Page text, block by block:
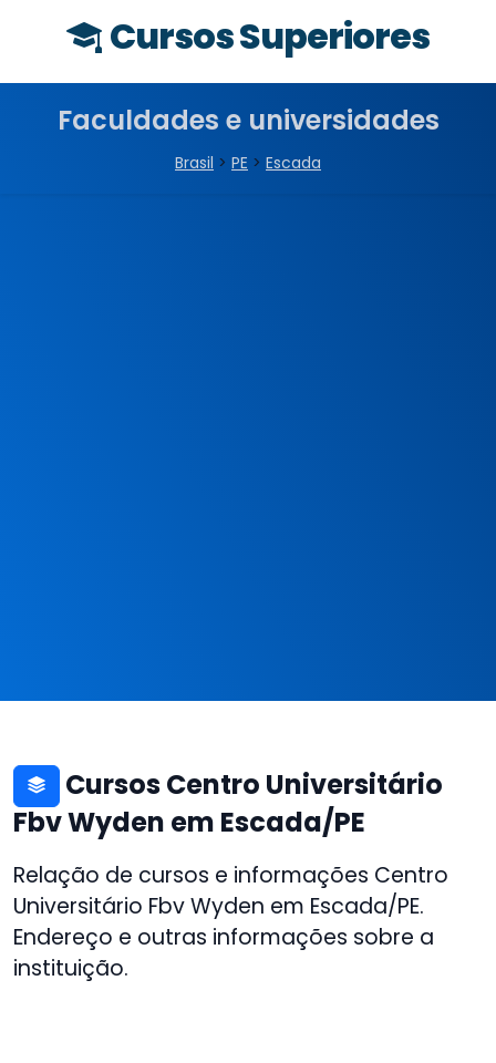
Cursos Superiores
Faculdades e universidades
Brasil > PE > Escada
Cursos Centro Universitário
Fbv Wyden em Escada/PE
Relação de cursos e informações Centro
Universitário Fbv Wyden em Escada/PE.
Endereço e outras informações sobre a
instituição.